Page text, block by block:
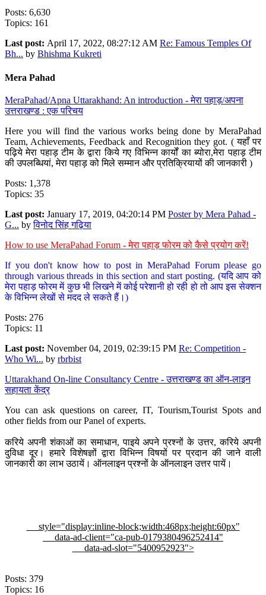
Posts: 6,630
Topics: 161
Last post: April 17, 2022, 08:27:12 AM Re: Famous Temples Of
Bh... by Bhishma Kukreti
Mera Pahad
MeraPahad/Apna Uttarakhand: An introduction - मेरा पहाड़/अपना
उत्तराखण्ड : एक परिचय
Here you will find the various works being done by MeraPahad
Team, Achievements, Feedback and Recognition they got. ( यहाँ पर
पढ़िये मेरा पहाड़ टीम के द्वारा किये गए विभिन्न कार्यों का ब्योरा,मेरा पहाड़ टीम
की उपलब्धियां, मेरा पहाड़ को मिले सम्मान और प्रतिक्रियायों की जानकारी )
Posts: 1,378
Topics: 35
Last post: January 17, 2019, 04:20:14 PM Poster by Mera Pahad -
G... byविनोद सिंह गढ़िया
How to use MeraPahad Forum - मेरा पहाड़ फोरम को कैसे प्रयोग करें!
If you don't know how to post in MeraPahad Forum please go
through various threads in this section and start posting. (यदि आप को
मेरा पहाड़ फोरम में कुछ भी लिखने में कोई परेशानी हो रही हो तो आप इस सेक्शन
के विभिन्न लेखों से मदद ले सकते हैं।)
Posts: 276
Topics: 11
Last post: November 04, 2019, 02:39:15 PM Re: Competition -
Who Wi... by rbrbist
Uttarakhand On-line Consultancy Centre - उत्तराखण्ड का ऑन-लाइन
सहायता केंद्र
You can ask questions on career, IT, Tourism,Tourist Spots and
other fields from our Panel of experts.
करिये अपनी शंकाओं का समाधान, पाइये अपने प्रश्नों के उत्तर, करिये अपनी
दुविधा दूर। हमारे विशेषज्ञों द्वारा विभिन्न विषयों पर प्रदान की जाने वाली
जानकारी का लाभ उठायें। ऑनलाइन प्रश्नों के ऑनलाइन उत्तर पायें।
style="display:inline-block;width:468px;height:60px"
data-ad-client="ca-pub-0179380496252414"
data-ad-slot="5400952923">
Posts: 379
Topics: 16